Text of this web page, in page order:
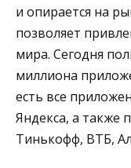
и опирается на
позволяет
мира. Сегодня
миллиона
есть все
Яндекса, а также
Тинькофф, ВТБ,